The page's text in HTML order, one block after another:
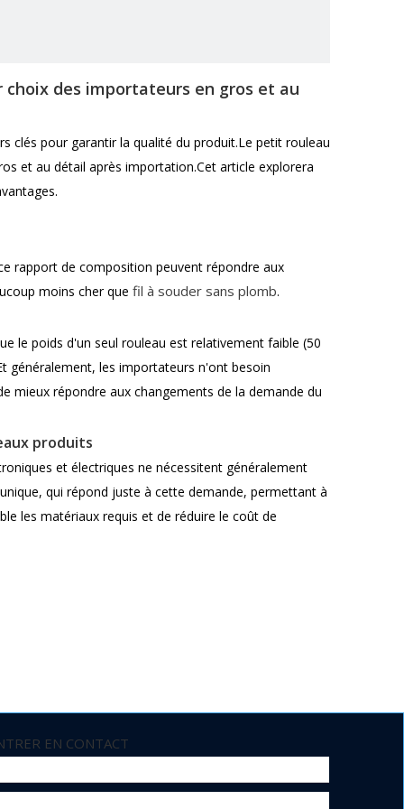
choix des importateurs en gros et au
clés pour garantir la qualité du produit.Le petit rouleau
et au détail après importation.Cet article explorera
rapport de composition peuvent répondre aux
moins cher que fil à souder sans plomb.
le poids d'un seul rouleau est relativement faible (50
généralement, les importateurs n'ont besoin
mieux répondre aux changements de la demande du
produits
et électriques ne nécessitent généralement
qui répond juste à cette demande, permettant à
les matériaux requis et de réduire le coût de
lors de l'utilisation.Le poids d'un seul rouleau étant
les ressources d'espace limitées et d'améliorer
EN CONTACT